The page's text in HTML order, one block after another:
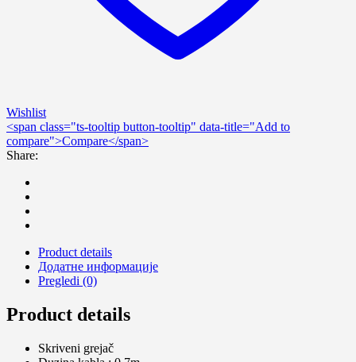
Wishlist
<span class="ts-tooltip button-tooltip" data-title="Add to
compare">Compare</span>
Share:
Product details
Додатне информације
Pregledi (0)
Product details
Skriveni grejač